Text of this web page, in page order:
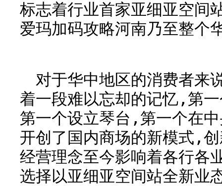
标志着行业首家亚细亚空间
爱玛加码攻略河南乃至整个
对于华中地区的消费者来
着一段难以忘却的记忆,第
第一个设立琴台,第一个在
开创了国内商场的新模式,
经营理念至今影响着各行各
选择以亚细亚空间站全新业